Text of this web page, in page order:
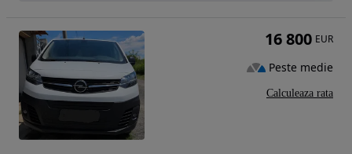
16 800 EUR
Peste medie
Calculeaza rata